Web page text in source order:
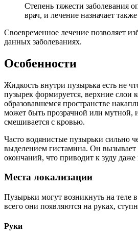
Степень тяжести заболевания
врач, и лечение назначает
Своевременное лечение позволяет
данных заболеваниях.
Особенности
Жидкость внутри пузырька есть не
пузырек формируется, верхние слои
образовавшемся пространстве
может быть прозрачной или мутной,
смешивается с кровью.
Часто водянистые пузырьки сильно
выделением гистамина. Он
окончаний, что приводит к зуду
Места локализации
Пузырьки могут возникнуть на теле
всего они появляются на руках,
Руки